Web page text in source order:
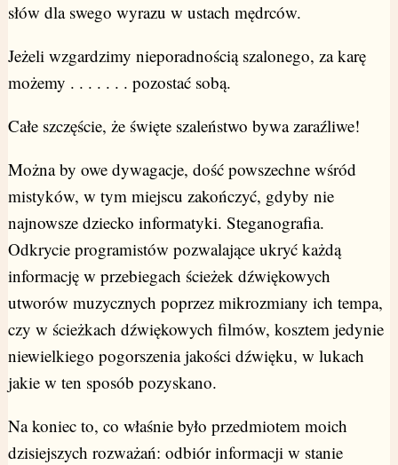
słów dla swego wyrazu w ustach mędrców.
Jeżeli wzgardzimy nieporadnością szalonego, za karę
możemy . . . . . . . pozostać sobą.
Całe szczęście, że święte szaleństwo bywa zaraźliwe!
Można by owe dywagacje, dość powszechne wśród
mistyków, w tym miejscu zakończyć, gdyby nie
najnowsze dziecko informatyki. Steganografia.
Odkrycie programistów pozwalające ukryć każdą
informację w przebiegach ścieżek dźwiękowych
utworów muzycznych poprzez mikrozmiany ich tempa,
czy w ścieżkach dźwiękowych filmów, kosztem jedynie
niewielkiego pogorszenia jakości dźwięku, w lukach
jakie w ten sposób pozyskano.
Na koniec to, co właśnie było przedmiotem moich
dzisiejszych rozważań: odbiór informacji w stanie